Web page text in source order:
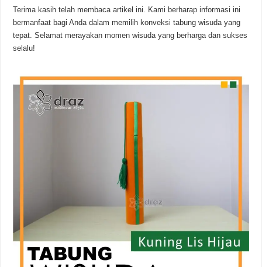
Terima kasih telah membaca artikel ini. Kami berharap informasi ini
bermanfaat bagi Anda dalam memilih konveksi tabung wisuda yang
tepat. Selamat merayakan momen wisuda yang berharga dan sukses
selalu!